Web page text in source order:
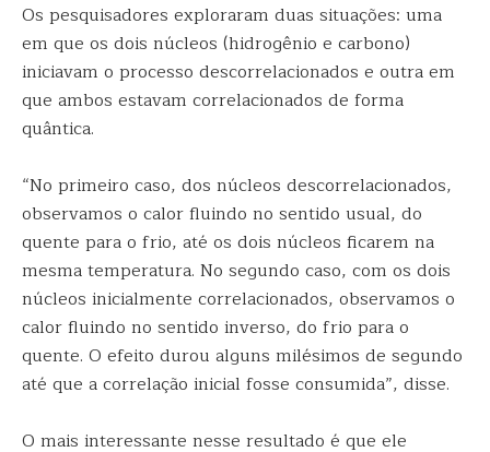
Os pesquisadores exploraram duas situações: uma
em que os dois núcleos (hidrogênio e carbono)
iniciavam o processo descorrelacionados e outra em
que ambos estavam correlacionados de forma
quântica.
“No primeiro caso, dos núcleos descorrelacionados,
observamos o calor fluindo no sentido usual, do
quente para o frio, até os dois núcleos ficarem na
mesma temperatura. No segundo caso, com os dois
núcleos inicialmente correlacionados, observamos o
calor fluindo no sentido inverso, do frio para o
quente. O efeito durou alguns milésimos de segundo
até que a correlação inicial fosse consumida”, disse.
O mais interessante nesse resultado é que ele